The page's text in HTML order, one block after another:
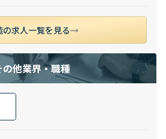
の求人一覧を見る
の他業界・職種